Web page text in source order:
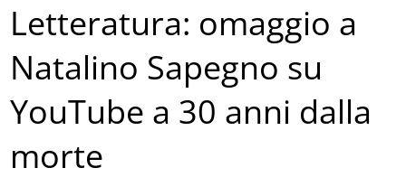
Letteratura: omaggio a
Natalino Sapegno su
YouTube a 30 anni dalla
morte